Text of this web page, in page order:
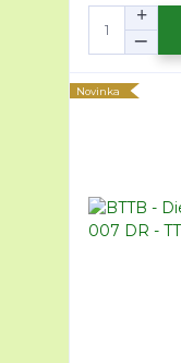
Novinka